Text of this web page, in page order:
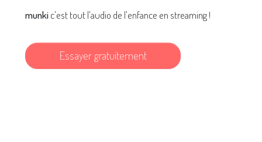
munkic'est tout l'audio de l'enfance en streaming !
Essayer gratuitement